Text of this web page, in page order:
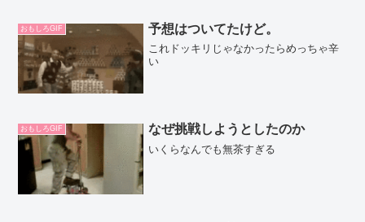
おもしろGIF 予想はついてたけど。
これドッキリじゃなかったらめっちゃ辛
い
おもしろGIF なぜ挑戦しようとしたのか
いくらなんでも無茶すぎる